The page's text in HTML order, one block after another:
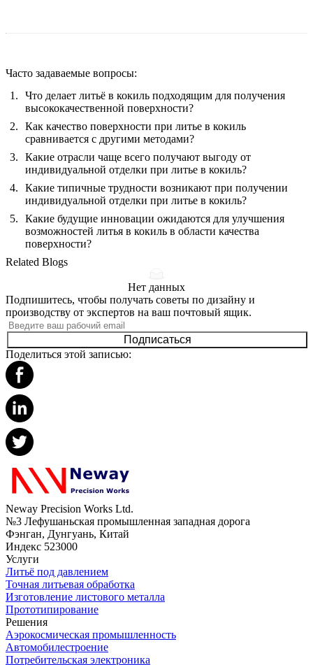
Часто задаваемые вопросы:
Что делает литьё в кокиль подходящим для получения
высококачественной поверхности?
Как качество поверхности при литье в кокиль
сравнивается с другими методами?
Какие отрасли чаще всего получают выгоду от
индивидуальной отделки при литье в кокиль?
Какие типичные трудности возникают при получении
индивидуальной отделки при литье в кокиль?
Какие будущие инновации ожидаются для улучшения
возможностей литья в кокиль в области качества
поверхности?
Related Blogs
Нет данных
Подпишитесь, чтобы получать советы по дизайну и
производству от экспертов на ваш почтовый ящик.
Подписаться
Поделиться этой записью:
Neway Precision Works Ltd.
№3 Лефушаньская промышленная западная дорога
Фэнган, Дунгуань, Китай
Индекс 523000
Услуги
Литьё под давлением
Точная литьевая обработка
Изготовление листового металла
Прототипирование
Решения
Аэрокосмическая промышленность
Автомобилестроение
Потребительская электроника